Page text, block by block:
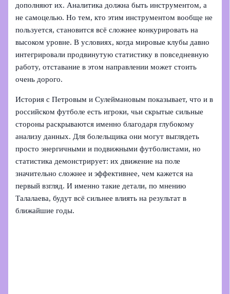
дополняют их. Аналитика должна быть инструментом, а
не самоцелью. Но тем, кто этим инструментом вообще не
пользуется, становится всё сложнее конкурировать на
высоком уровне. В условиях, когда мировые клубы давно
интегрировали продвинутую статистику в повседневную
работу, отставание в этом направлении может стоить
очень дорого.
История с Петровым и Сулеймановым показывает, что и в
российском футболе есть игроки, чьи скрытые сильные
стороны раскрываются именно благодаря глубокому
анализу данных. Для болельщика они могут выглядеть
просто энергичными и подвижными футболистами, но
статистика демонстрирует: их движение на поле
значительно сложнее и эффективнее, чем кажется на
первый взгляд. И именно такие детали, по мнению
Талалаева, будут всё сильнее влиять на результат в
ближайшие годы.